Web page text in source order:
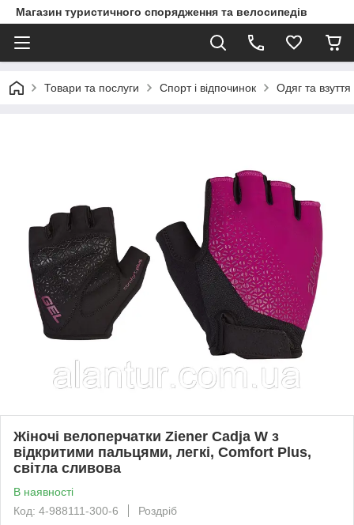
Магазин туристичного спорядження та велосипедів
Товари та послуги Спорт і відпочинок Одяг та
Жіночі велоперчатки Ziener Cadja W з
відкритими пальцями, легкі, Comfort Plus,
світла сливова
В наявності
Код: 4-988111-300-6
Роздріб